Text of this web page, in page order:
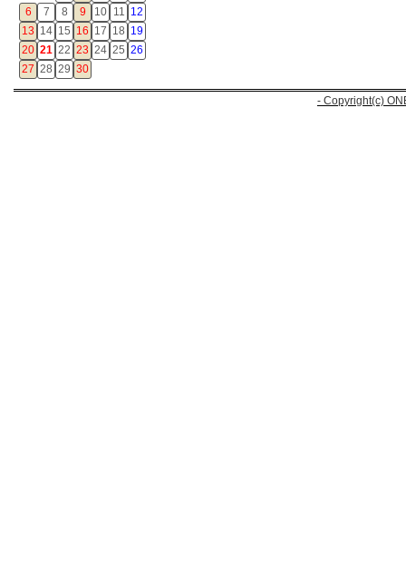
6
7 8 9 10 11 12
13 14 15 16 17 18 19
20 21 22 23 24 25 26
27 28 29 30
- Copyright(c)